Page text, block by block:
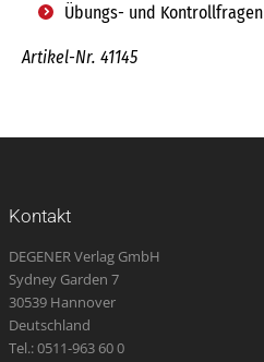
Übungs- und Kontrollfragen
Artikel-Nr. 41145
Kontakt
DEGENER Verlag GmbH
Sydney Garden 7
30539 Hannover
Deutschland
Tel.: 0511-963 60 0